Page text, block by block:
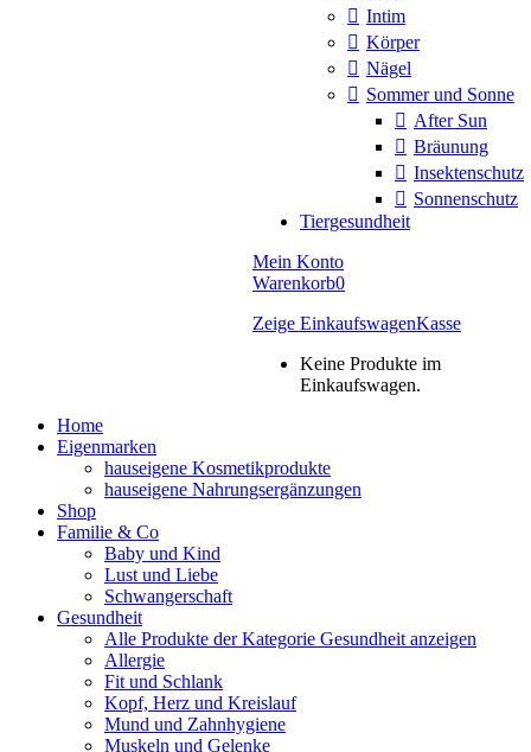
Intim
Körper
Nägel
Sommer und Sonne
After Sun
Bräunung
Insektenschutz
Sonnenschutz
Tiergesundheit
Mein Konto
Warenkorb0
Zeige EinkaufswagenKasse
Keine Produkte im
Einkaufswagen.
Home
Eigenmarken
hauseigene Kosmetikprodukte
hauseigene Nahrungsergänzungen
Shop
Familie & Co
Baby und Kind
Lust und Liebe
Schwangerschaft
Gesundheit
Alle Produkte der Kategorie Gesundheit anzeigen
Allergie
Fit und Schlank
Kopf, Herz und Kreislauf
Mund und Zahnhygiene
Muskeln und Gelenke